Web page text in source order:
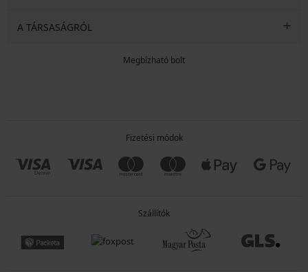
A TÁRSASÁGRÓL
Megbízható bolt
Fizetési módok
Szállítók